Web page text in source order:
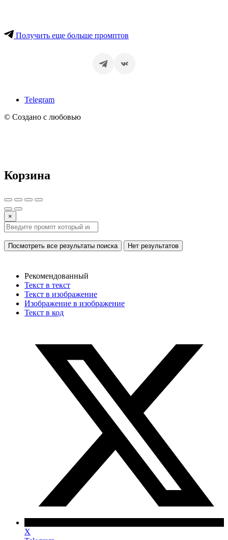
Получить еще больше промптов
Telegram
© Создано с любовью
Корзина
×
Посмотреть все результаты поиска Нет результатов
Рекомендованный
Текст в текст
Текст в изображение
Изображение в изображение
Текст в код
X